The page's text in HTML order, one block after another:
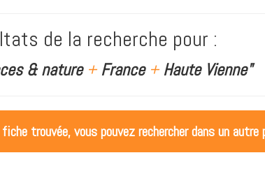
de la recherche pour :
& nature +France +Haute Vienne"
fiche trouvée, vous pouvez rechercher dans un